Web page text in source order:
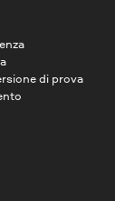
di prova